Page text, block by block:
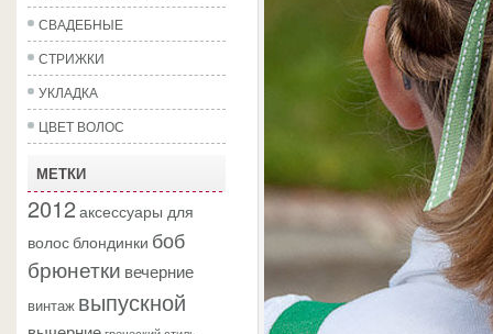
СВАДЕБНЫЕ
СТРИЖКИ
УКЛАДКА
ЦВЕТ ВОЛОС
МЕТКИ
2012аксессуары для
волосблондинки боб
брюнетки вечерние
винтаж выпускной